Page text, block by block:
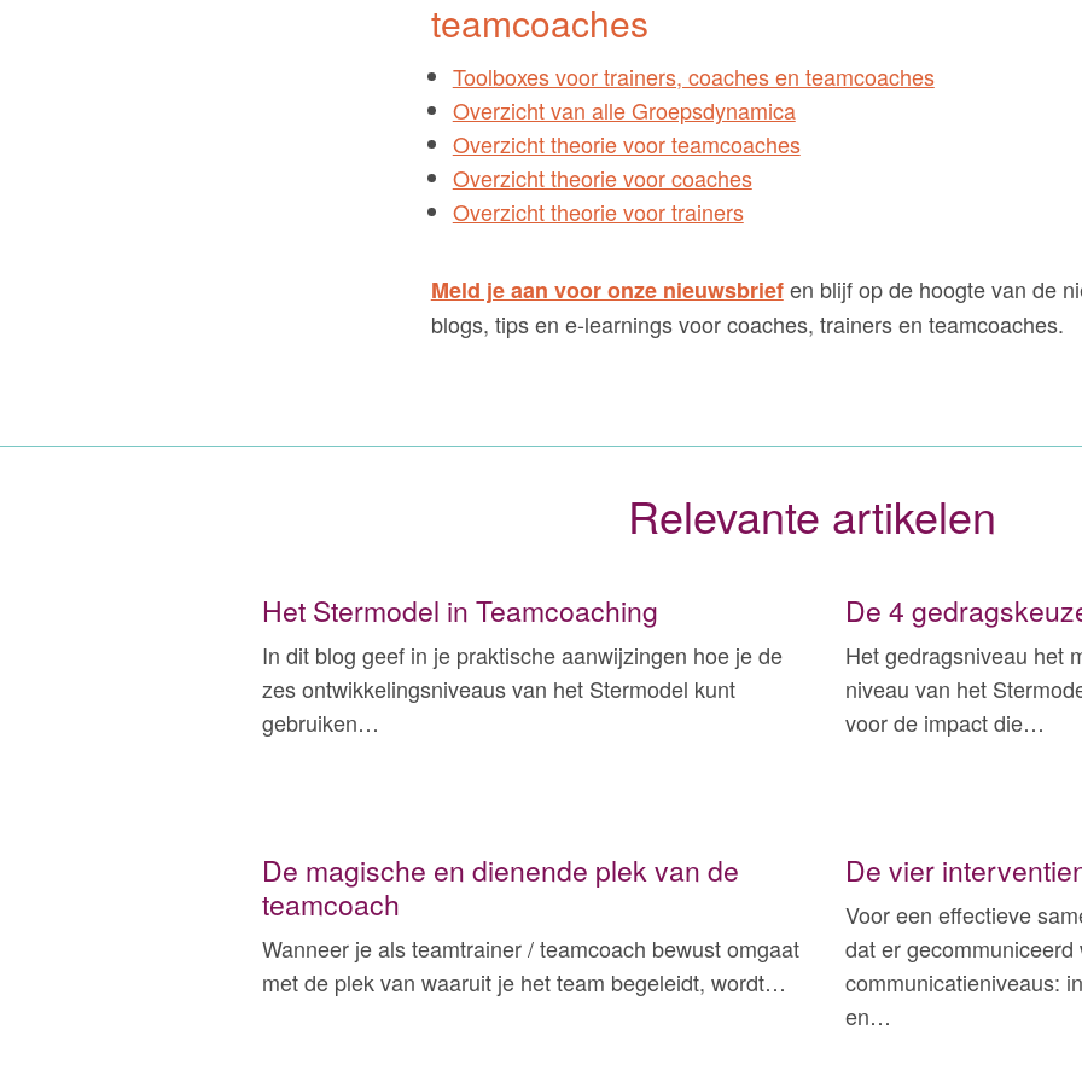
teamcoaches
Toolboxes voor trainers, coaches en teamcoaches
Overzicht van alle Groepsdynamica
Overzicht theorie voor teamcoaches
Overzicht theorie voor coaches
Overzicht theorie voor trainers
Meld je aan voor onze nieuwsbrief en blijf op de hoogte van de
blogs, tips en e-learnings voor coaches, trainers en teamcoaches.
Relevante artikelen
Het Stermodel in Teamcoaching
In dit blog geef in je praktische aanwijzingen hoe je de
zes ontwikkelingsniveaus van het Stermodel kunt
gebruiken…
De 4
Het gedragsniveau het
niveau van het
voor de impact die…
De magische en dienende plek van de
teamcoach
Wanneer je als teamtrainer / teamcoach bewust omgaat
met de plek van waaruit je het team begeleidt, wordt…
De vier
Voor een effectieve
dat er gecommuniceerd
communicatieniveaus:
en…